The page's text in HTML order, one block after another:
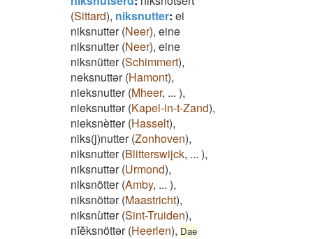
(Sittard), niksnutter: ei
niksnutter(Neer), eine
niksnutter(Neer), eine
niksnütter(Schimmert),
neksnuttər(Hamont),
nieksnutter(Mheer, ... ),
nieksnuttər(Kapel-in-t-Zand),
nieksnètter(Hasselt),
niks(j)nutter(Zonhoven),
niksnutter(Blitterswijck, ... ),
niksnuttər(Urmond),
niksnötter(Amby, ... ),
niksnöttər(Maastricht),
niksnùtter(Sint-Truiden),
nĭĕksnöttər(Heerlen), Dae